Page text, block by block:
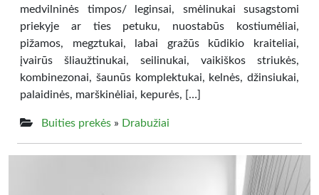
medvilninės timpos/ leginsai, smėlinukai susagstomi
priekyje ar ties petuku, nuostabūs kostiumėliai,
pižamos, megztukai, labai gražūs kūdikio kraiteliai,
įvairūs šliaužtinukai, seilinukai, vaikiškos striukės,
kombinezonai, šaunūs komplektukai, kelnės, džinsiukai,
palaidinės, marškinėliai, kepurės, […]
Buities prekės » Drabužiai